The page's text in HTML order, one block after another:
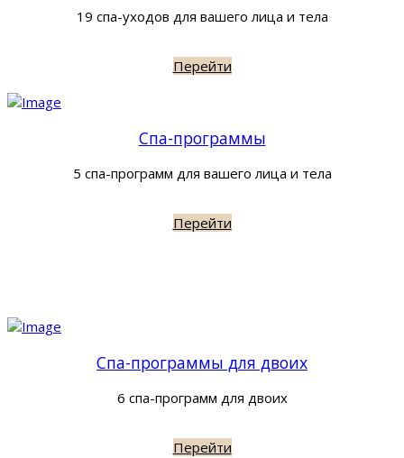
19 спа-уходов для вашего лица и тела
Перейти
Спа-программы
5 спа-программ для вашего лица и тела
Перейти
Спа-программы для двоих
6 спа-программ для двоих
Перейти